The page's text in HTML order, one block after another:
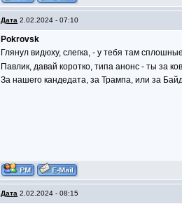
Дата 2.02.2024 - 07:10
Pokrovsk
Глянул видюху, слегка, - у тебя там
Павлик, давай коротко, типа анонс - ты за
За нашего кандедата, за Трампа, или за
Дата 2.02.2024 - 08:15